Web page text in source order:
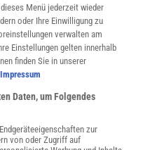
Menü jederzeit wieder
oder Ihre Einwilligung zu
verwalten am
Einstellungen gelten innerhalb
finden Sie in unserer
Impressum
Daten, um Folgendes
zur
von oder Zugriff auf